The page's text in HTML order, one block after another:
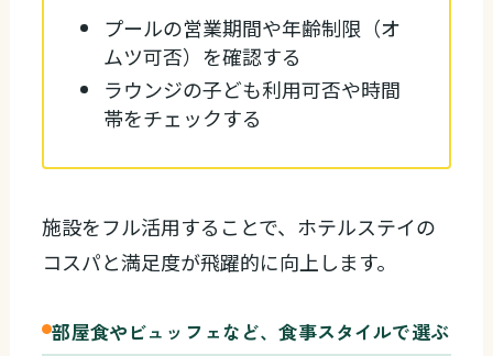
プールの営業期間や年齢制限（オ
ムツ可否）を確認する
ラウンジの子ども利用可否や時間
帯をチェックする
施設をフル活用することで、ホテルステイの
コスパと満足度が飛躍的に向上します。
部屋食やビュッフェなど、食事スタイルで選ぶ